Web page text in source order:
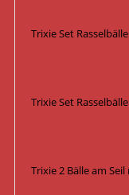
Trixie Set
Trixie Set
Trixie 2 Bälle am